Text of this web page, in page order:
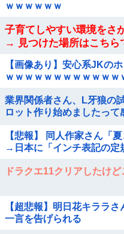
ｗｗｗｗｗｗ
子育てしやすい環境をさ
→ 見つけた場所はこち
【画像あり】安心系JKの
ｗｗｗｗｗｗｗｗｗｗｗｗ
業界関係者さん、L牙狼の
ロット作り始めましたって
【悲報】 同人作家さん「
→日本に「インチ表記の定
ドラクエ11クリアしたけど
【超悲報】明日花キララ
一言を告げられる